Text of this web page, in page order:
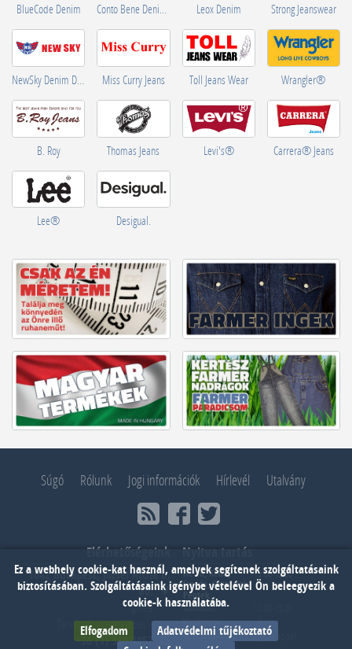
BlueCode Denim Conto Bene Denim Wear Leox Denim Strong Jeanswear
NewSky Denim Design Miss Curry Jeans Toll Jeans Wear Wrangler®
B. Roy Thomas Jeans Levi's® Carrera® Jeans
Lee® Desigual.
Súgó Rólunk Jogi információk Hírlevél Utalvány
Elérhetőségeink
1042 Budapest, József Attila u.
60.
pince
Térkép és üzenetküldés »
+36 (1) 380 4057
Nyitva tartás
Hétfő, Kedd,
Szerda, Csütörtök,
Péntek:
10.00-18.00
Szombat:
Vasárnap: - Zárva -
Webáruház: éjjel - nappal
Ez a webhely cookie-kat használ, amelyek segítenek szolgáltatásaink
biztosításában. Szolgáltátásaink igénybe vételével Ön beleegyezik a
cookie-k használatába.
Elfogadom
Adatvédelmi tűjékoztató